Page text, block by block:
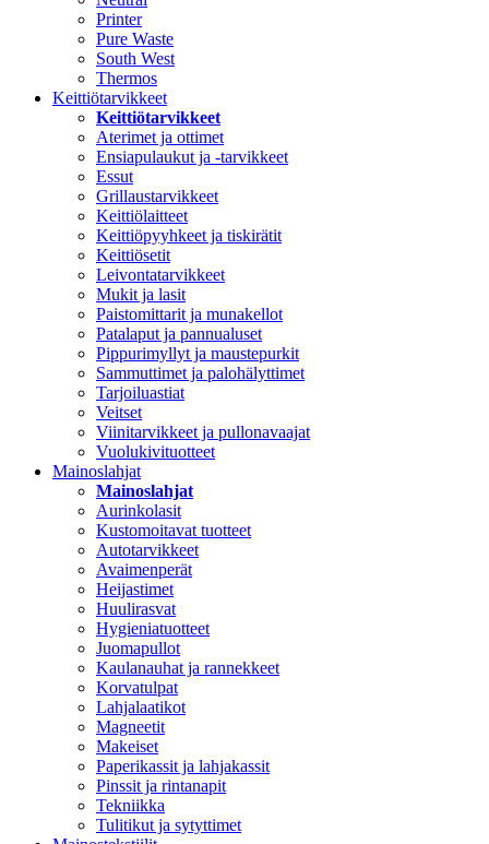
Printer
Pure Waste
South West
Thermos
Keittiötarvikkeet
Keittiötarvikkeet
Aterimet ja ottimet
Ensiapulaukut ja -tarvikkeet
Essut
Grillaustarvikkeet
Keittiölaitteet
Keittiöpyyhkeet ja tiskirätit
Keittiösetit
Leivontatarvikkeet
Mukit ja lasit
Paistomittarit ja munakellot
Patalaput ja pannualuset
Pippurimyllyt ja maustepurkit
Sammuttimet ja palohälyttimet
Tarjoiluastiat
Veitset
Viinitarvikkeet ja pullonavaajat
Vuolukivituotteet
Mainoslahjat
Mainoslahjat
Aurinkolasit
Kustomoitavat tuotteet
Autotarvikkeet
Avaimenperät
Heijastimet
Huulirasvat
Hygieniatuotteet
Juomapullot
Kaulanauhat ja rannekkeet
Korvatulpat
Lahjalaatikot
Magneetit
Makeiset
Paperikassit ja lahjakassit
Pinssit ja rintanapit
Tekniikka
Tulitikut ja sytyttimet